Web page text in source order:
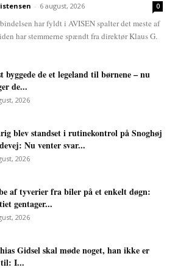
- 6 august, 2026 0
har fyldt i AVISEN spalter det meste af
har stemmerne spændt fra direktør Klaus G.
byggede de et legeland til børnene – nu
de...
2026
blev standset i rutinekontrol på Snoghøj
Nu venter svar...
2026
af tyverier fra biler på et enkelt døgn:
gentager...
2026
Gidsel skal møde noget, han ikke er
I...